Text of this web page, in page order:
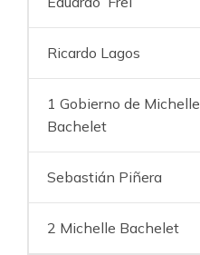
Ricardo Lagos
1 Gobierno de Michelle
Bachelet
Sebastián Piñera
2 Michelle Bachelet